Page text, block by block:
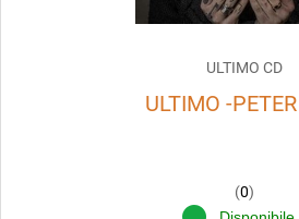
ULTIMO CD
ULTIMO -
(0)